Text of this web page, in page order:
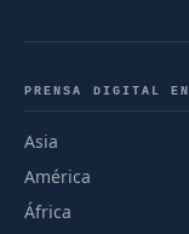
PRENSA DIGITAL EN
Asia
América
África